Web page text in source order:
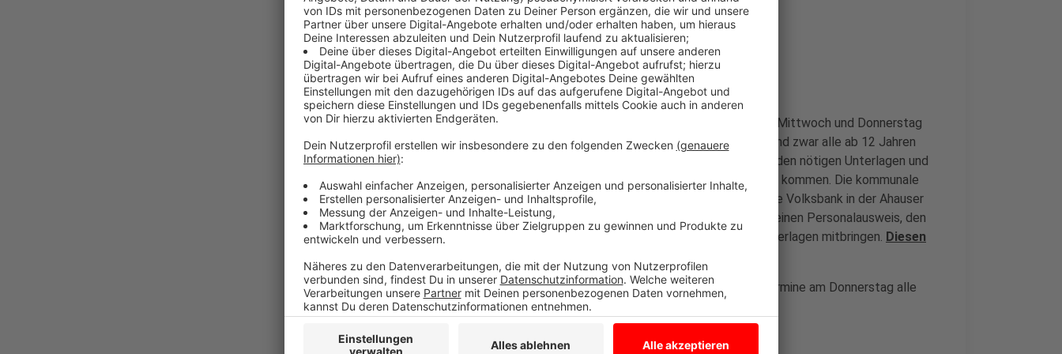
Kinderimpftermine 23.12. in Gronau alle weg
Anzeige
An der kommunalen Impfstelle in Ahaus wird z.B. am kommenden Mittwoch und Donnerstag
(22.12./23.12.) zwei Stunden lang abends ohne Termin geimpft. Und zwar alle ab 12 Jahren
jeweils von 17.30 Uhr bis 19.30 Uhr. Da könnt Ihr dann einfach mit den nötigen Unterlagen und
Ausweisen zum Impfen vorbeigehen. Es kann aber zu Wartezeiten kommen. Die kommunale
Impfstelle Ahaus befindet sich am Markt 30, das ist die ehemalige Volksbank in der Ahauser
Fußgängerzone. Wer sich impfen lassen möchte, muss lediglich seinen Personalausweis, den
Impfpass und optimalerweise die vorausgefüllten Aufklärungsunterlagen mitbringen. Diesen
Von der Stadt Gronau kommt die Meldung, dass die Kinderimpftermine am Donnerstag alle
vergeben sind.